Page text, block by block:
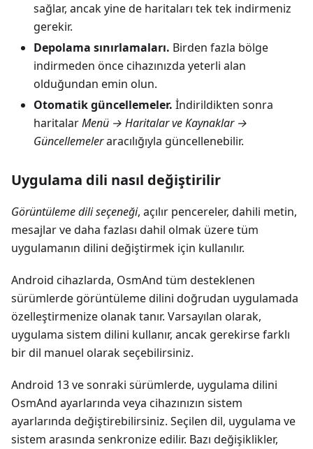
sağlar, ancak yine de haritaları tek tek indirmeniz
gerekir.
Depolama sınırlamaları. Birden fazla bölge
indirmeden önce cihazınızda yeterli alan
olduğundan emin olun.
Otomatik güncellemeler. İndirildikten sonra
haritalarMenü → Haritalar ve Kaynaklar →
Güncellemeleraracılığıyla güncellenebilir.
Uygulama dili nasıl değiştirilir
Görüntüleme dili seçeneği, açılır pencereler, dahili metin,
mesajlar ve daha fazlası dahil olmak üzere tüm
uygulamanın dilini değiştirmek için kullanılır.
Android cihazlarda, OsmAnd tüm desteklenen
sürümlerde görüntüleme dilini doğrudan uygulamada
özelleştirmenize olanak tanır. Varsayılan olarak,
uygulama sistem dilini kullanır, ancak gerekirse farklı
bir dil manuel olarak seçebilirsiniz.
Android 13 ve sonraki sürümlerde, uygulama dilini
OsmAnd ayarlarında veya cihazınızın sistem
ayarlarında değiştirebilirsiniz. Seçilen dil, uygulama ve
sistem arasında senkronize edilir. Bazı değişiklikler,